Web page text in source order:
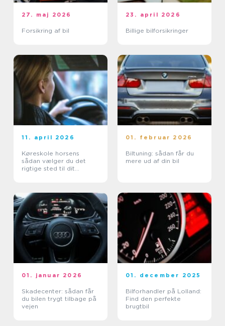
27. maj 2026
Forsikring af bil
23. april 2026
Billige bilforsikringer
11. april 2026
Køreskole horsens
sådan vælger du det
rigtige sted til dit
01. februar 2026
Biltuning: sådan får du
mere ud af din bil
01. januar 2026
Skadecenter: sådan får
du bilen trygt tilbage på
vejen
01. december 2025
Bilforhandler på Lolland:
Find den perfekte
brugtbil